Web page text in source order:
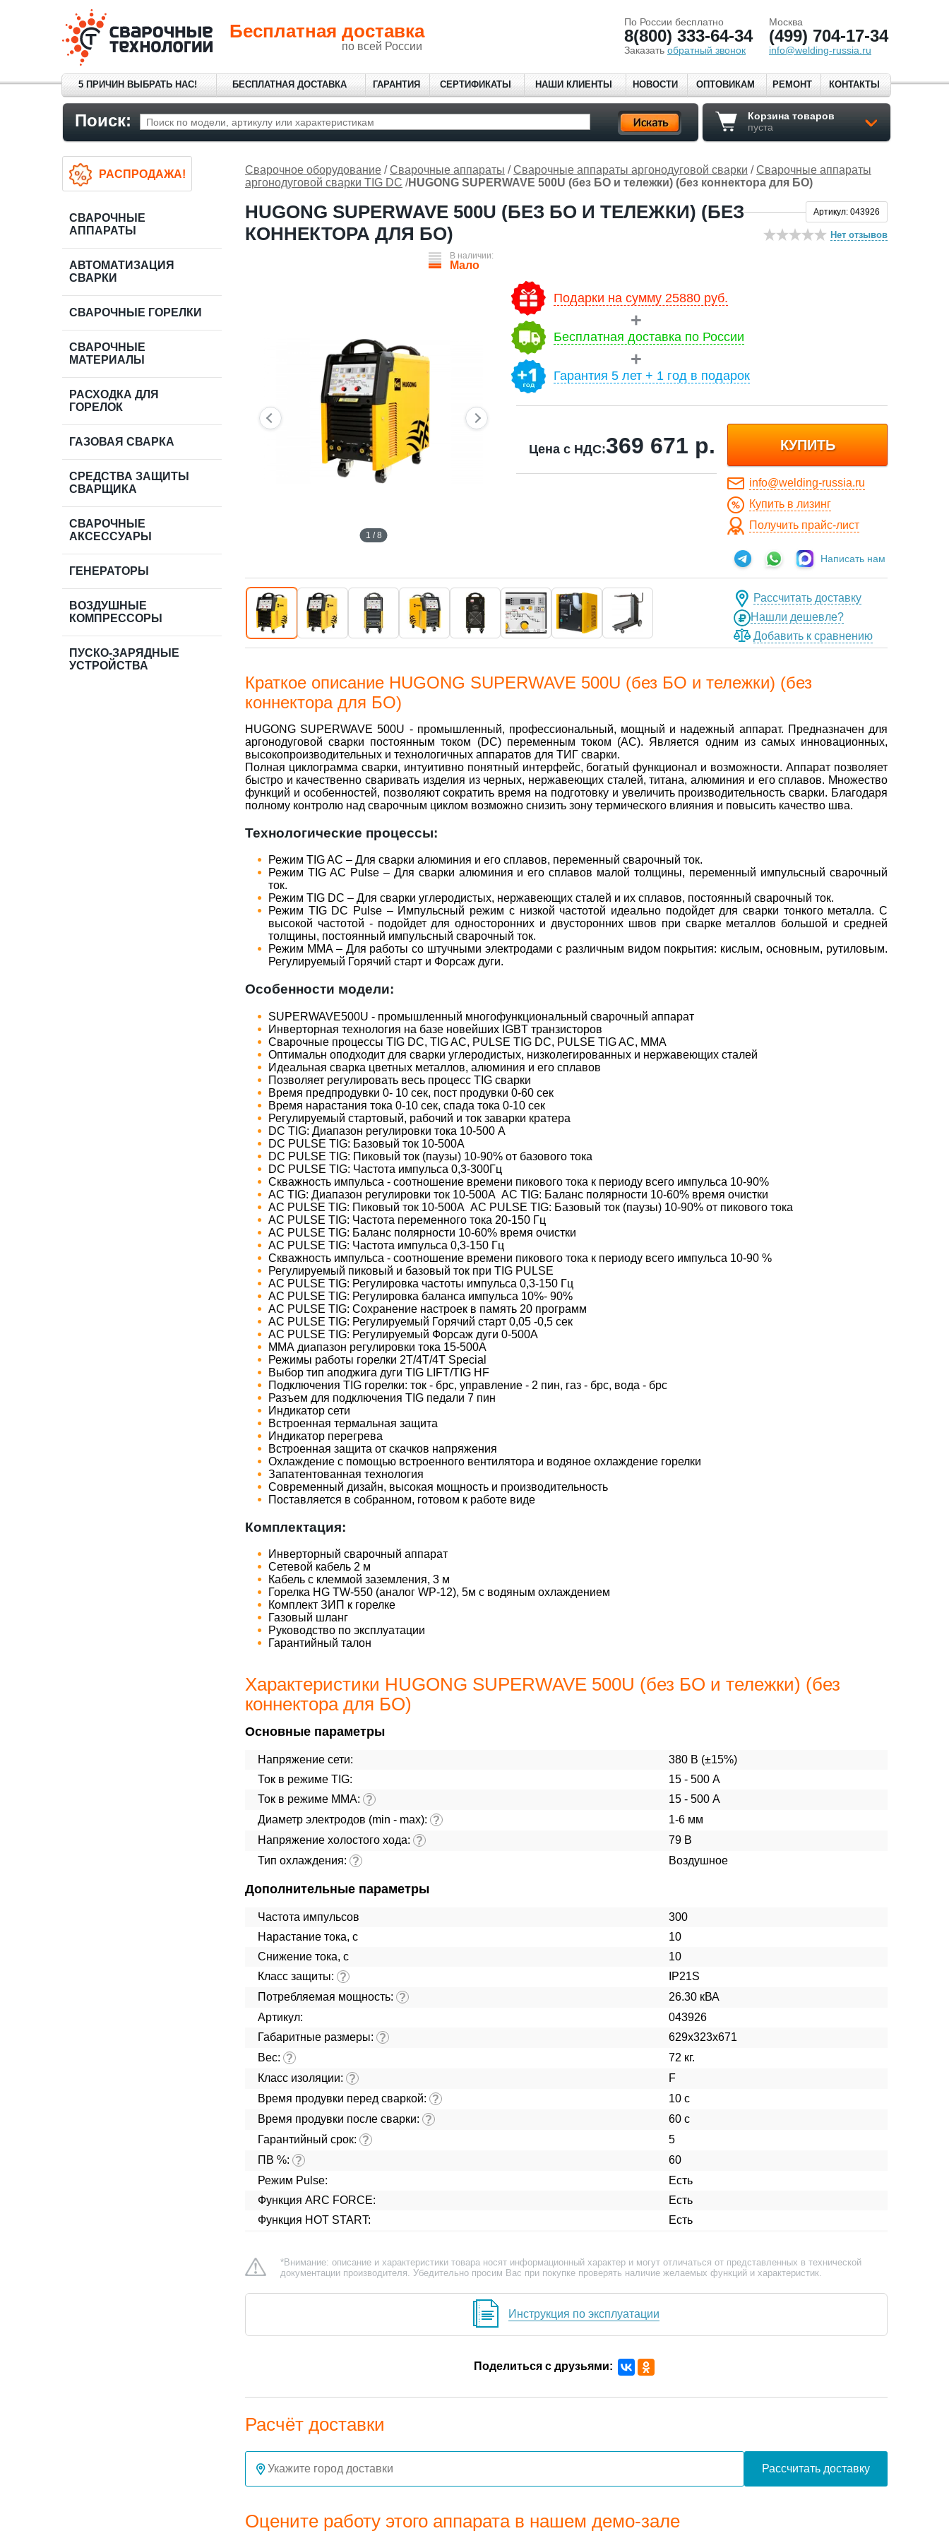
Бесплатная доставка
по всей России
По России бесплатно
8(800) 333-64-34
Заказать обратный звонок
Москва
(499) 704-17-34
info@welding-russia.ru
5 ПРИЧИН ВЫБРАТЬ НАС! БЕСПЛАТНАЯ ДОСТАВКА ГАРАНТИЯ СЕРТИФИКАТЫ НАШИ КЛИЕНТЫ НОВОСТИ ОПТОВИКАМ РЕМОНТ КОНТАКТЫ
Поиск:
Корзина товаров
пуста
Сварочное оборудование / Сварочные аппараты / Сварочные аппараты аргонодуговой сварки / Сварочные аппараты
аргонодуговой сварки TIG DC /HUGONG SUPERWAVE 500U (без БО и тележки) (без коннектора для БО)
HUGONG SUPERWAVE 500U (БЕЗ БО И ТЕЛЕЖКИ) (БЕЗ
КОННЕКТОРА ДЛЯ БО)
Нет отзывов
Артикул: 043926
В наличии:
Мало
1 / 8
Подарки на сумму 25880 руб.
Бесплатная доставка по России
Гарантия 5 лет + 1 год в подарок
Цена с НДС:369 671 р. КУПИТЬ
info@welding-russia.ru
Купить в лизинг
Получить прайс-лист
Написать нам
Рассчитать доставку
Нашли дешевле?
Добавить к сравнению
Краткое описание HUGONG SUPERWAVE 500U (без БО и тележки) (без
коннектора для БО)
HUGONG SUPERWAVE 500U - промышленный, профессиональный, мощный и надежный аппарат. Предназначен для
аргонодуговой сварки постоянным током (DC) переменным током (AC). Является одним из самых инновационных,
высокопроизводительных и технологичных аппаратов для ТИГ сварки.
Полная циклограмма сварки, интуитивно понятный интерфейс, богатый функционал и возможности. Аппарат позволяет
быстро и качественно сваривать изделия из черных, нержавеющих сталей, титана, алюминия и его сплавов. Множество
функций и особенностей, позволяют сократить время на подготовку и увеличить производительность сварки. Благодаря
полному контролю над сварочным циклом возможно снизить зону термического влияния и повысить качество шва.
Технологические процессы:
Режим TIG AC – Для сварки алюминия и его сплавов, переменный сварочный ток.
Режим TIG AC Pulse – Для сварки алюминия и его сплавов малой толщины, переменный импульсный сварочный
ток.
Режим TIG DC – Для сварки углеродистых, нержавеющих сталей и их сплавов, постоянный сварочный ток.
Режим TIG DC Pulse – Импульсный режим с низкой частотой идеально подойдет для сварки тонкого металла. С
высокой частотой - подойдет для односторонних и двусторонних швов при сварке металлов большой и средней
толщины, постоянный импульсный сварочный ток.
Режим MMA – Для работы со штучными электродами с различным видом покрытия: кислым, основным, рутиловым.
Регулируемый Горячий старт и Форсаж дуги.
Особенности модели:
SUPERWAVE500U - промышленный многофункциональный сварочный аппарат
Инверторная технология на базе новейших IGBT транзисторов
Сварочные процессы TIG DC, TIG AC, PULSE TIG DC, PULSE TIG AC, MMA
Оптимальн оподходит для сварки углеродистых, низколегированных и нержавеющих сталей
Идеальная сварка цветных металлов, алюминия и его сплавов
Позволяет регулировать весь процесс TIG сварки
Время предпродувки 0- 10 cек, пост продувки 0-60 сек
Время нарастания тока 0-10 сек, спада тока 0-10 сек
Регулируемый стартовый, рабочий и ток заварки кратера
DC TIG: Диапазон регулировки тока 10-500 А
DC PULSE TIG: Базовый ток 10-500А
DC PULSE TIG: Пиковый ток (паузы) 10-90% от базового тока
DC PULSE TIG: Частота импульса 0,3-300Гц
Скважность импульса - соотношение времени пикового тока к периоду всего импульса 10-90%
AC TIG: Диапазон регулировки ток 10-500А AC TIG: Баланс полярности 10-60% время очистки
AC PULSE TIG: Пиковый ток 10-500А AC PULSE TIG: Базовый ток (паузы) 10-90% от пикового тока
AC PULSE TIG: Частота переменного тока 20-150 Гц
AC PULSE TIG: Баланс полярности 10-60% время очистки
AC PULSE TIG: Частота импульса 0,3-150 Гц
Скважность импульса - соотношение времени пикового тока к периоду всего импульса 10-90 %
Регулируемый пиковый и базовый ток при TIG PULSE
AC PULSE TIG: Регулировка частоты импульса 0,3-150 Гц
AC PULSE TIG: Регулировка баланса импульса 10%- 90%
AC PULSE TIG: Сохранение настроек в память 20 программ
AC PULSE TIG: Регулируемый Горячий старт 0,05 -0,5 сек
AC PULSE TIG: Регулируемый Форсаж дуги 0-500А
ММА диапазон регулировки тока 15-500А
Режимы работы горелки 2Т/4Т/4T Special
Выбор тип аподжига дуги TIG LIFT/TIG HF
Подключения TIG горелки: ток - брс, управление - 2 пин, газ - брс, вода - брс
Разъем для подключения TIG педали 7 пин
Индикатор сети
Встроенная термальная защита
Индикатор перегрева
Встроенная защита от скачков напряжения
Охлаждение с помощью встроенного вентилятора и водяное охлаждение горелки
Запатентованная технология
Современный дизайн, высокая мощность и производительность
Поставляется в собранном, готовом к работе виде
Комплектация:
Инверторный сварочный аппарат
Сетевой кабель 2 м
Кабель с клеммой заземления, 3 м
Горелка HG TW-550 (аналог WP-12), 5м с водяным охлаждением
Комплект ЗИП к горелке
Газовый шланг
Руководство по эксплуатации
Гарантийный талон
Характеристики HUGONG SUPERWAVE 500U (без БО и тележки) (без
коннектора для БО)
Основные параметры
Напряжение сети:
380 В (±15%)
Ток в режиме TIG:
15 - 500 А
Ток в режиме ММА: ?
15 - 500 А
Диаметр электродов (min - max): ?
1-6 мм
Напряжение холостого хода: ?
79 В
Тип охлаждения: ? Воздушное
Дополнительные параметры
Частота импульсов
300
Нарастание тока, с
10
Снижение тока, с
10
Класс защиты: ?
IP21S
Потребляемая мощность: ?
26.30 кВА
Артикул:
043926
Габаритные размеры: ?
629x323x671
Вес: ?
72 кг.
Класс изоляции: ?
F
Время продувки перед сваркой: ?
10 с
Время продувки после сварки: ?
60 с
Гарантийный срок: ?
5
ПВ %: ?
60
Режим Pulse:
Есть
Функция ARC FORCE:
Есть
Функция HOT START:
Есть
*Внимание: описание и характеристики товара носят информационный характер и могут отличаться от представленных в технической
документации производителя. Убедительно просим Вас при покупке проверять наличие желаемых функций и характеристик.
Инструкция по эксплуатации
Поделиться с друзьями:
Расчёт доставки
Рассчитать доставку
Оцените работу этого аппарата в нашем демо-зале
РАСПРОДАЖА!
СВАРОЧНЫЕ
АППАРАТЫ
АВТОМАТИЗАЦИЯ
СВАРКИ
СВАРОЧНЫЕ ГОРЕЛКИ
СВАРОЧНЫЕ
МАТЕРИАЛЫ
РАСХОДКА ДЛЯ
ГОРЕЛОК
ГАЗОВАЯ СВАРКА
СРЕДСТВА ЗАЩИТЫ
СВАРЩИКА
СВАРОЧНЫЕ
АКСЕССУАРЫ
ГЕНЕРАТОРЫ
ВОЗДУШНЫЕ
КОМПРЕССОРЫ
ПУСКО-ЗАРЯДНЫЕ
УСТРОЙСТВА